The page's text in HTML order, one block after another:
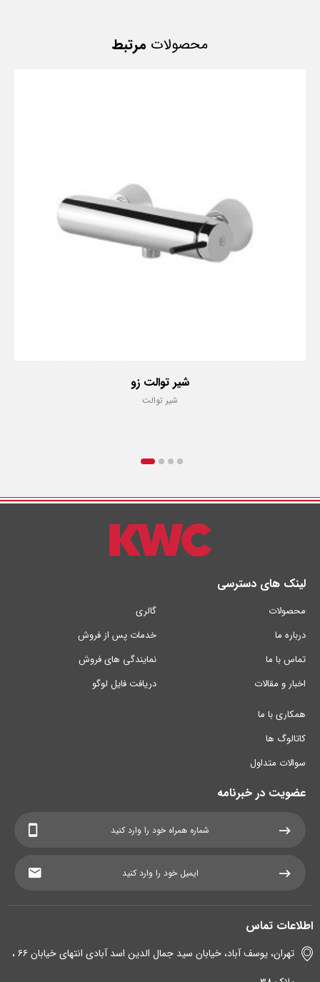
محصولات مرتبط
شیر توالت زو
شیر توالت
لینک های دسترسی
محصولات
درباره ما
تماس با ما
اخبار و مقالات
گالری
خدمات پس از فروش
نمایندگی های فروش
دریافت فایل لوگو
همکاری با ما
کاتالوگ ها
سوالات متداول
عضویت در خبرنامه
اطلاعات تماس
تهران، یوسف آباد، خیابان سید جمال الدین اسد آبادی انتهای خیابان ۶۶ ،